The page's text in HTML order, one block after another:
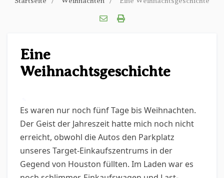
Eine
Weihnachtsgeschichte
Es waren nur noch fünf Tage bis Weihnachten.
Der Geist der Jahreszeit hatte mich noch nicht
erreicht, obwohl die Autos den Parkplatz
unseres Target-Einkaufszentrums in der
Gegend von Houston füllten. Im Laden war es